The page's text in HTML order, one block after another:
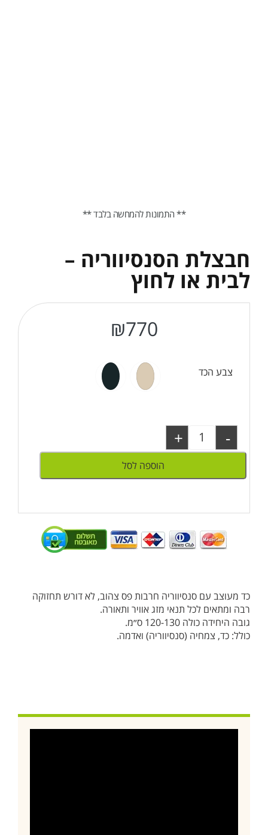
חבצלת הסנסיווריה –
לבית או לחוץ
₪770
צבע הכד
-
+
הוספה לסל
כד מעוצב עם סנסיווריה חרבות פס צהוב, לא דורש תחזוקה
רבה ומתאים לכל תנאי מזג אוויר ותאורה.
גובה היחידה כולה 120-130 ס״מ.
כולל: כד, צמחיה (סנסיווריה) ואדמה.
** התמונות להמחשה בלבד **